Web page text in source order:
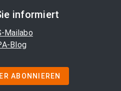
informiert
Mailabo
Blog
ABONNIEREN